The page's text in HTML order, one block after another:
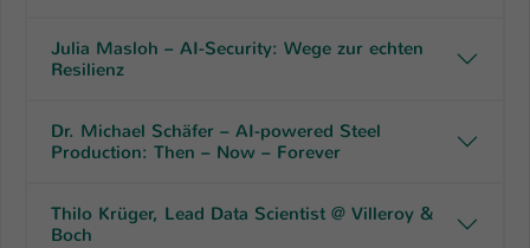
Julia Masloh – AI-Security: Wege zur echten
Resilienz
Dr. Michael Schäfer – AI-powered Steel
Production: Then – Now – Forever
Thilo Krüger, Lead Data Scientist @ Villeroy &
Boch